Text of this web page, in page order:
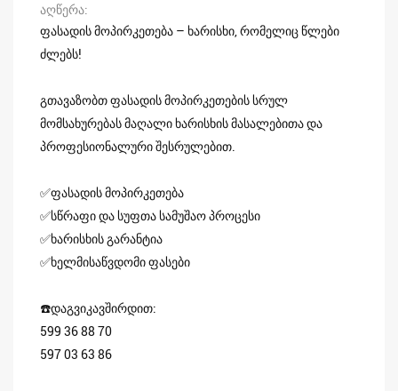
აღწერა
ფასადის მოპირკეთება – ხარისხი, რომელიც წლები
ძლებს!
გთავაზობთ ფასადის მოპირკეთების სრულ
მომსახურებას მაღალი ხარისხის მასალებითა და
პროფესიონალური შესრულებით.
✅ფასადის მოპირკეთება
✅სწრაფი და სუფთა სამუშაო პროცესი
✅ხარისხის გარანტია
✅ხელმისაწვდომი ფასები
☎️დაგვიკავშირდით:
599 36 88 70
597 03 63 86